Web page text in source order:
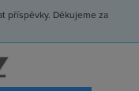
příspěvky. Děkujeme za